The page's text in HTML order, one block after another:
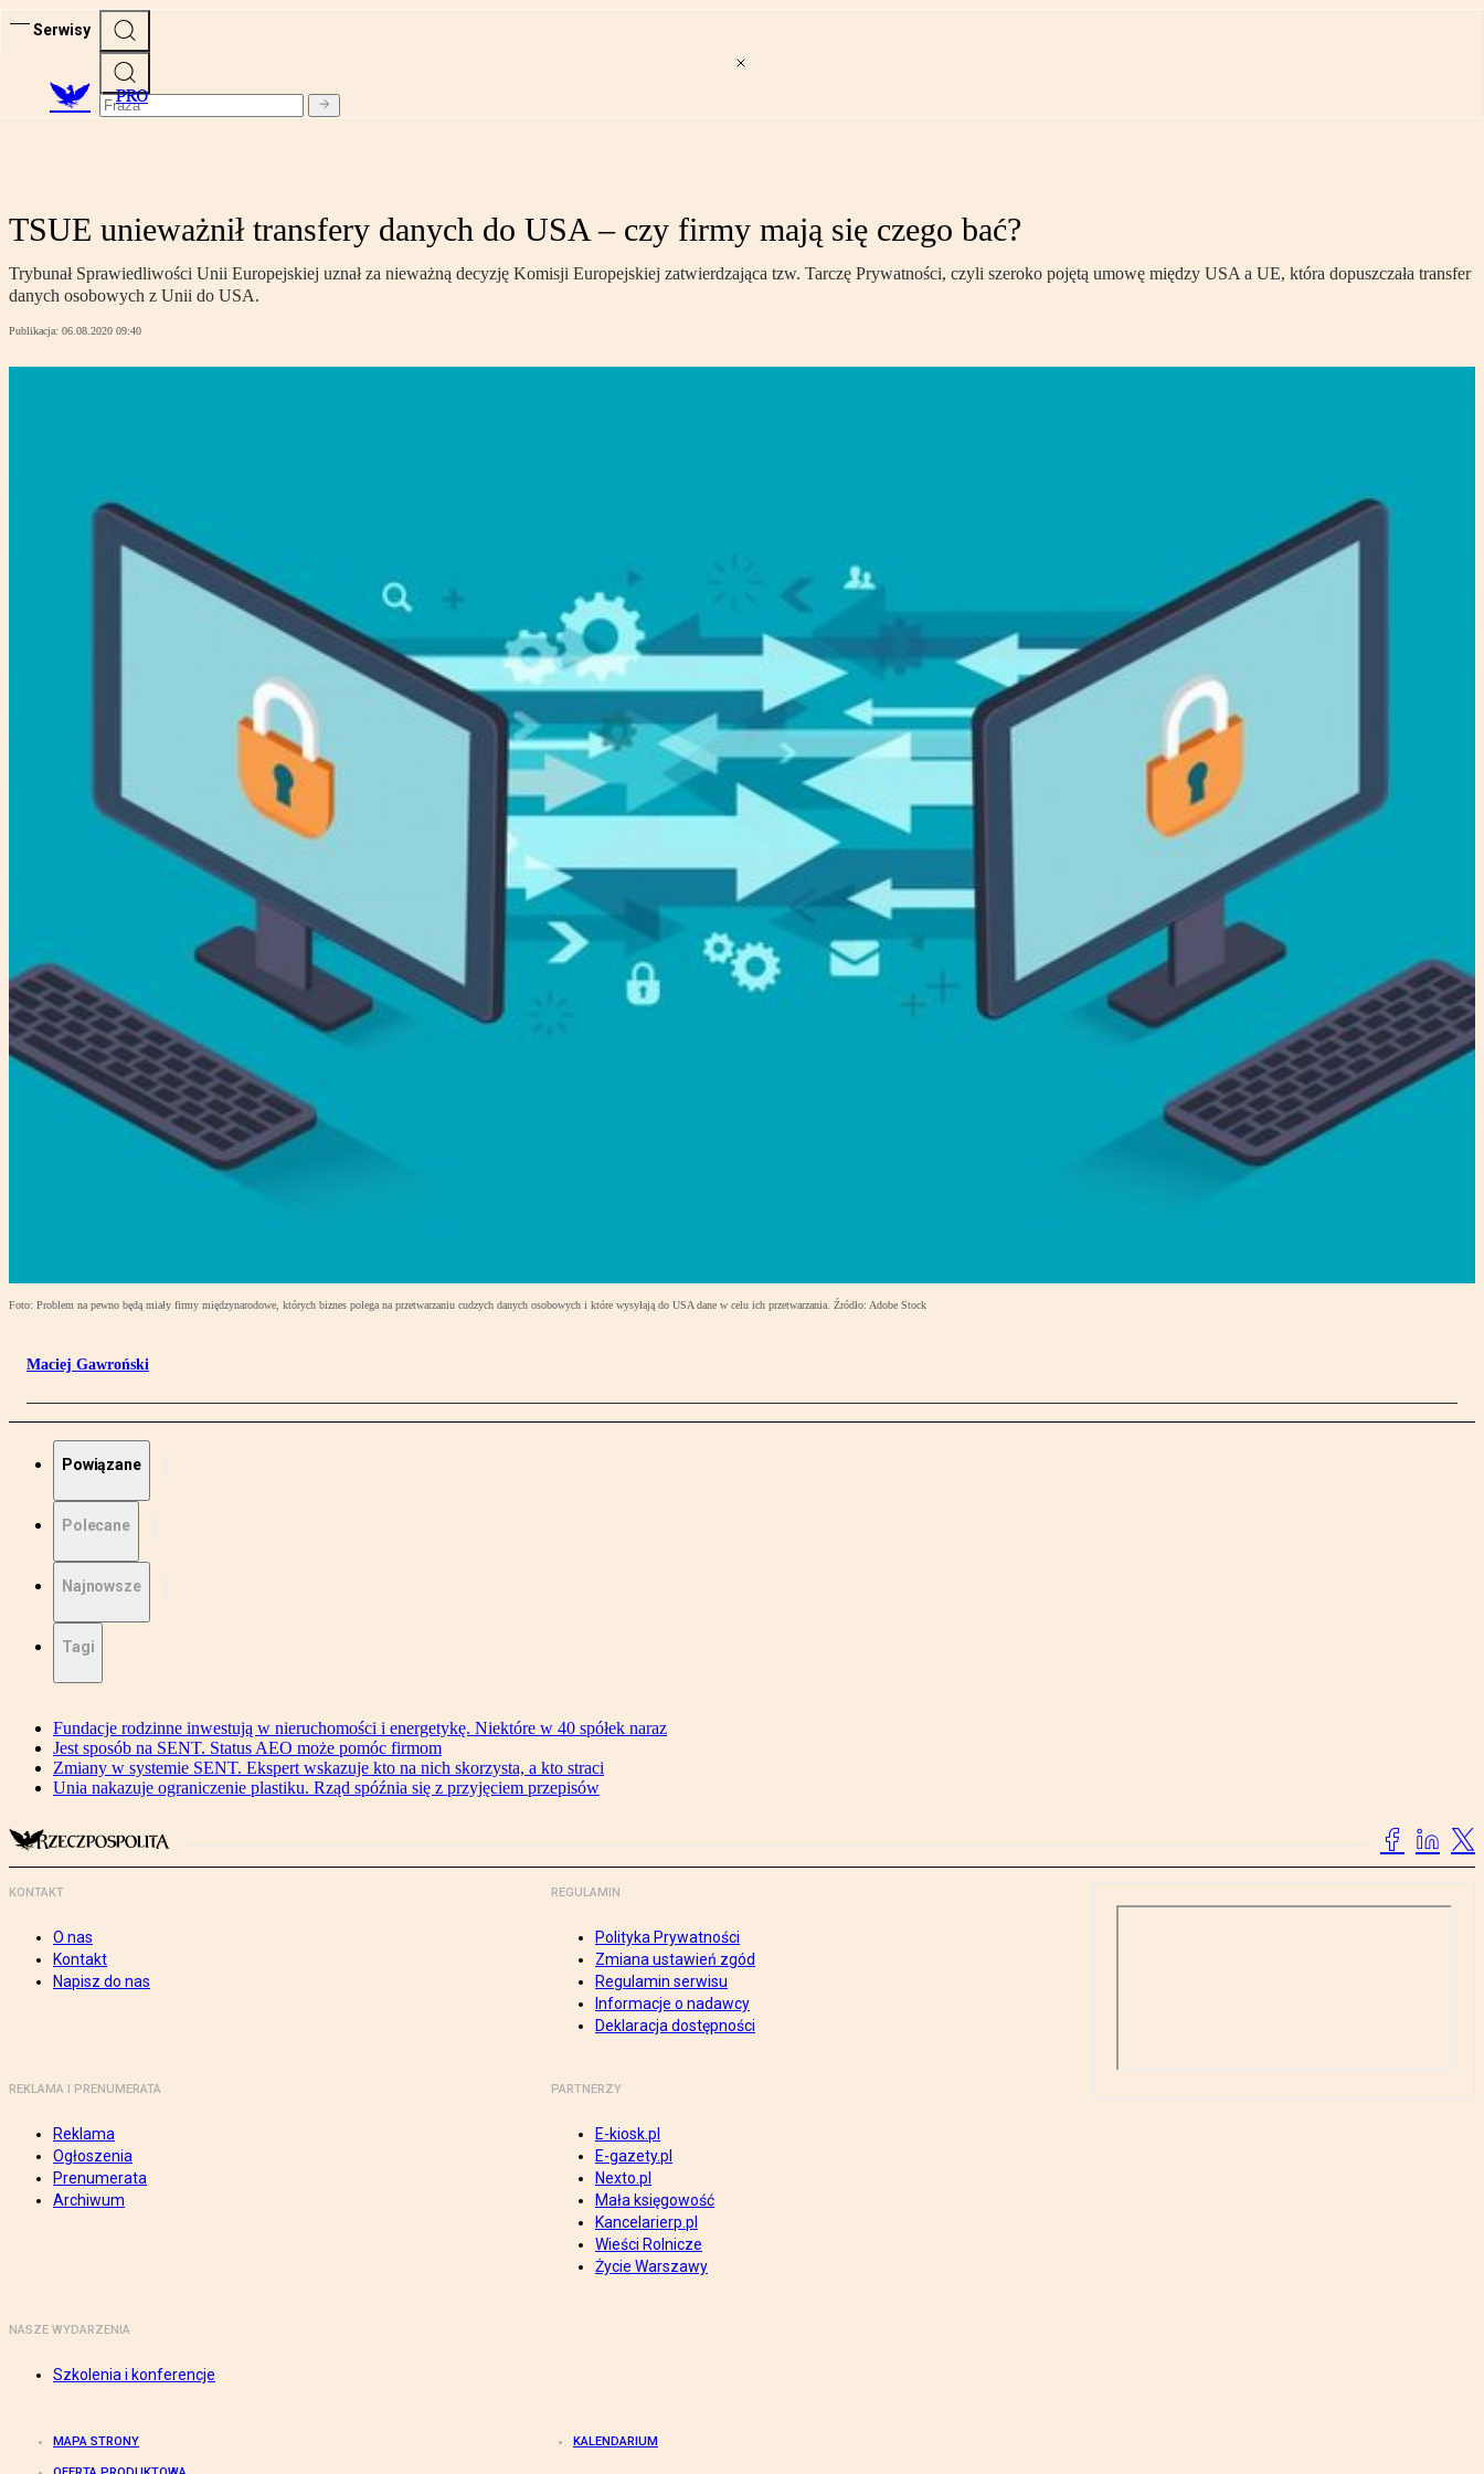
Serwisy
PRO
TSUE unieważnił transfery danych do USA – czy firmy mają się czego bać?
Trybunał Sprawiedliwości Unii Europejskiej uznał za nieważną decyzję Komisji Europejskiej zatwierdzająca tzw. Tarczę Prywatności, czyli szeroko pojętą umowę między USA a UE, która dopuszczała transfer
danych osobowych z Unii do USA.
Publikacja: 06.08.2020 09:40
Foto: Problem na pewno będą miały firmy międzynarodowe, których biznes polega na przetwarzaniu cudzych danych osobowych i które wysyłają do USA dane w celu ich przetwarzania. Źródło: Adobe Stock
Maciej Gawroński
Powiązane
Polecane
Najnowsze
Tagi
Fundacje rodzinne inwestują w nieruchomości i energetykę. Niektóre w 40 spółek naraz
Jest sposób na SENT. Status AEO może pomóc firmom
Zmiany w systemie SENT. Ekspert wskazuje kto na nich skorzysta, a kto straci
Unia nakazuje ograniczenie plastiku. Rząd spóźnia się z przyjęciem przepisów
KONTAKT
O nas
Kontakt
Napisz do nas
REGULAMIN
Polityka Prywatności
Zmiana ustawień zgód
Regulamin serwisu
Informacje o nadawcy
Deklaracja dostępności
REKLAMA I PRENUMERATA
Reklama
Ogłoszenia
Prenumerata
Archiwum
PARTNERZY
E-kiosk.pl
E-gazety.pl
Nexto.pl
Mała księgowość
Kancelarierp.pl
Wieści Rolnicze
Życie Warszawy
NASZE WYDARZENIA
Szkolenia i konferencje
MAPA STRONY KALENDARIUM